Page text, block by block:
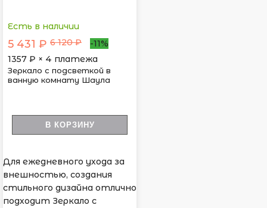
Есть в наличии
5 431 ₽ 6 120 ₽
-11%
1357 ₽ × 4 платежа
Зеркало с подсветкой в
ванную комнату Шаула
В КОРЗИНУ
Для ежедневного ухода за
внешностью, создания
стильного дизайна отлично
подходит Зеркало с